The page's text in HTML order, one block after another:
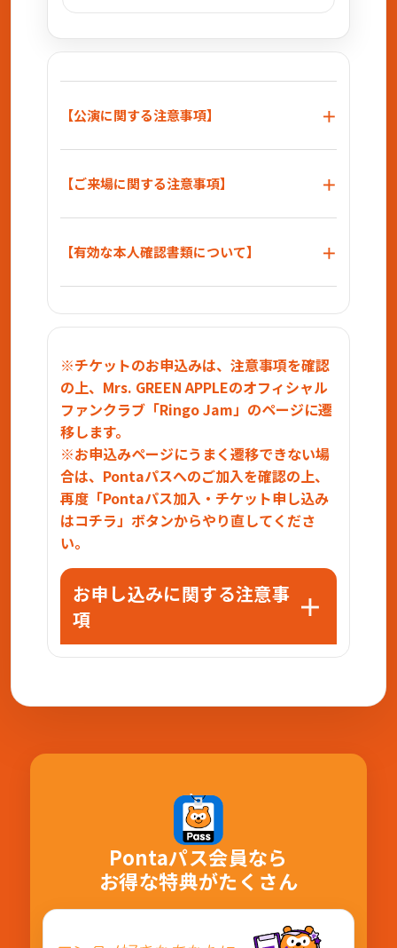
【公演に関する注意事項】
【ご来場に関する注意事項】
【有効な本人確認書類について】
※チケットのお申込みは、注意事項を確認
の上、Mrs. GREEN APPLEのオフィシャル
ファンクラブ「Ringo Jam」のページに遷
移します。
※お申込みページにうまく遷移できない場
合は、Pontaパスへのご加入を確認の上、
再度「Pontaパス加入・チケット申し込み
はコチラ」ボタンからやり直してくださ
い。
お申し込みに関する注意事
項
Pontaパス会員なら
お得な特典がたくさん